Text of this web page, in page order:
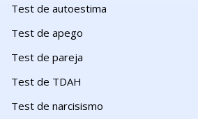
Test de autoestima
Test de apego
Test de pareja
Test de TDAH
Test de narcisismo